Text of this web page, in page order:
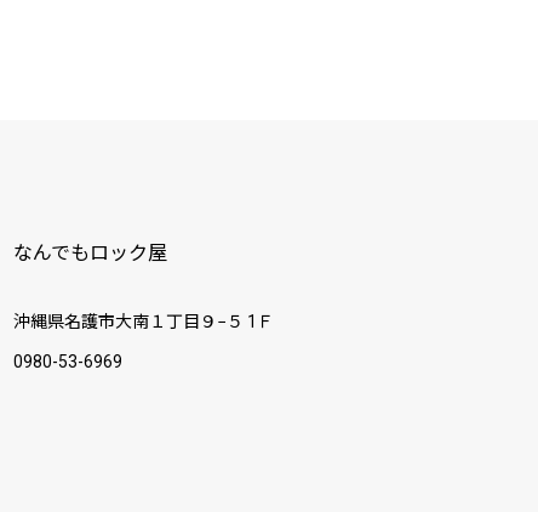
なんでもロック屋
沖縄県名護市大南１丁目９−５ 1Ｆ
0980-53-6969